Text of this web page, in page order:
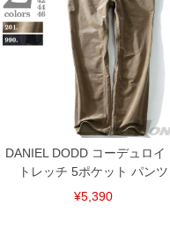
※【返品交換について】
返品交換希望の方は、商品到着後1
下着(肌着)やワイシャツは商品の性
ご了承くださいませ。
※【ボトムの裾上げをご希望の場合】
裾上げ料金は500円+税となります。
備考欄に股下●cmとご記入下さい
上の品が対象。1本5,999円以下の
出荷まで約1週間～20日間程お時間
一部、お直しに対応出来ない商品
いている、極端なデザインが施され
※商品によって若干のサイズの誤
ンピュータ画面）によって、商品
DANIEL DODD コーデュロイ
トレッチ 5ポケット パンツ
¥5,390